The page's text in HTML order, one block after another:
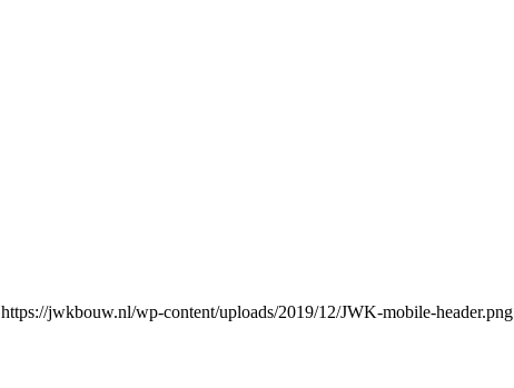
https://jwkbouw.nl/wp-content/uploads/2019/12/JWK-mobile-header.png